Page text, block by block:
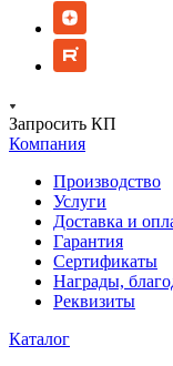
Запросить КП
Компания
Производство
Услуги
Доставка и
Гарантия
Сертификаты
Награды,
Реквизиты
Каталог